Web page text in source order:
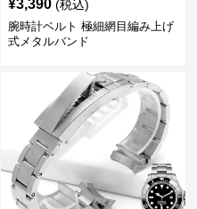
¥3,390 (税込)
腕時計ベルト 極細網目編み上げ
式メタルバンド